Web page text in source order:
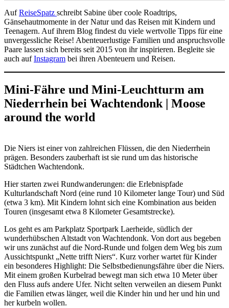
AufReiseSpatz schreibt Sabine über coole Roadtrips,
Gänsehautmomente in der Natur und das Reisen mit Kindern und
Teenagern. Auf ihrem Blog findest du viele wertvolle Tipps für eine
unvergessliche Reise! Abenteuerlustige Familien und anspruchsvolle
Paare lassen sich bereits seit 2015 von ihr inspirieren. Begleite sie
auch aufInstagram bei ihren Abenteuern und Reisen.
Mini-Fähre und Mini-Leuchtturm am
Niederrhein bei Wachtendonk | Moose
around the world
Die Niers ist einer von zahlreichen Flüssen, die den Niederrhein
prägen. Besonders zauberhaft ist sie rund um das historische
Städtchen Wachtendonk.
Hier starten zwei Rundwanderungen: die Erlebnispfade
Kulturlandschaft Nord (eine rund 10 Kilometer lange Tour) und Süd
(etwa 3 km). Mit Kindern lohnt sich eine Kombination aus beiden
Touren (insgesamt etwa 8 Kilometer Gesamtstrecke).
Los geht es am Parkplatz Sportpark Laerheide, südlich der
wunderhübschen Altstadt von Wachtendonk. Von dort aus begeben
wir uns zunächst auf die Nord-Runde und folgen dem Weg bis zum
Aussichtspunkt „Nette trifft Niers“. Kurz vorher wartet für Kinder
ein besonderes Highlight: Die Selbstbedienungsfähre über die Niers.
Mit einem großen Kurbelrad bewegt man sich etwa 10 Meter über
den Fluss aufs andere Ufer. Nicht selten verweilen an diesem Punkt
die Familien etwas länger, weil die Kinder hin und her und hin und
her kurbeln wollen.